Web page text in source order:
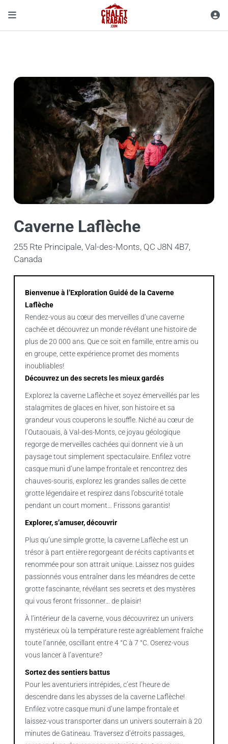
Caverne Laflèche
255 Rte Principale, Val-des-Monts, QC J8N 4B7,
Canada
Bienvenue à l’Exploration Guidé de la Caverne
Laflèche
Rendez-vous au cœur des merveilles d’une caverne
cachée et découvrez un monde révélant une histoire de
plus de 20 000 ans. Que ce soit en famille, entre amis ou
en groupe, cette expérience promet des moments
inoubliables!
Découvrez un des secrets les mieux gardés
Explorez la caverne Laflèche et soyez émerveillés par les
stalagmites de glaces en hiver, son histoire et sa
grandeur vous couperons le souffle. Niché au cœur de
l’Outaouais, à Val-des-Monts, ce joyau géologique
regorge de merveilles cachées qui donnent vie à un
paysage tout simplement spectaculaire. Enfilez votre
casque muni d’une lampe frontale et rencontrez des
chauves-souris, explorez les grandes salles de cette
grotte légendaire et respirez dans l’obscurité totale
pendant un court moment… Frissons garantis!
Explorer, s’amuser, découvrir
Plus qu’une simple grotte, la caverne Laflèche est un
trésor à part entière regorgeant de récits captivants et
renommée pour son attrait unique. Laissez nos guides
passionnés vous entraîner dans les méandres de cette
grotte fascinante, révélant ses secrets et des mystères
qui vous feront frissonner… de plaisir!
À l’intérieur de la caverne, vous découvrirez un univers
mystérieux où la température reste agréablement fraîche
toute l’année, oscillant entre 4 °C à 7 °C. Oserez-vous
vous lancer à l’aventure?
Sortez des sentiers battus
Pour les aventuriers intrépides, c’est l’heure de
descendre dans les abysses de la caverne Laflèche!
Enfilez votre casque muni d’une lampe frontale et
laissez-vous transporter dans un univers souterrain à 20
minutes de Gatineau. Traversez d’étroits passages,